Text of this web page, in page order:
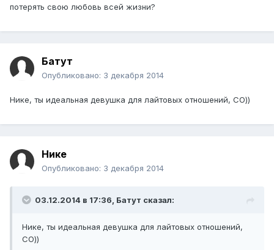
потерять свою любовь всей жизни?
Батут
Опубликовано: 3 декабря 2014
Нике, ты идеальная девушка для лайтовых отношений, СО))
Нике
Опубликовано: 3 декабря 2014
03.12.2014 в 17:36, Батут сказал:
Нике, ты идеальная девушка для лайтовых отношений,
СО))